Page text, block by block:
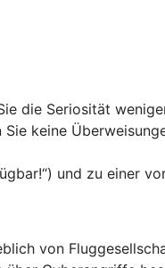
die Seriosität
keine
und zu einer
von